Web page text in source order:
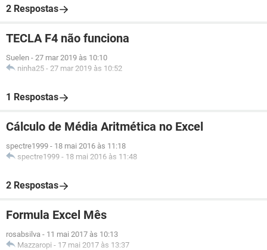
2 Respostas
TECLA F4 não funciona
Suelen - 27 mar 2019 às 10:10
ninha25 - 27 mar 2019 às 10:52
1 Respostas
Cálculo de Média Aritmética no Excel
spectre1999 - 18 mai 2016 às 11:18
spectre1999 - 18 mai 2016 às 11:48
2 Respostas
Formula Excel Mês
rosabsilva - 11 mai 2017 às 10:13
Mazzaropi - 17 mai 2017 às 13:37